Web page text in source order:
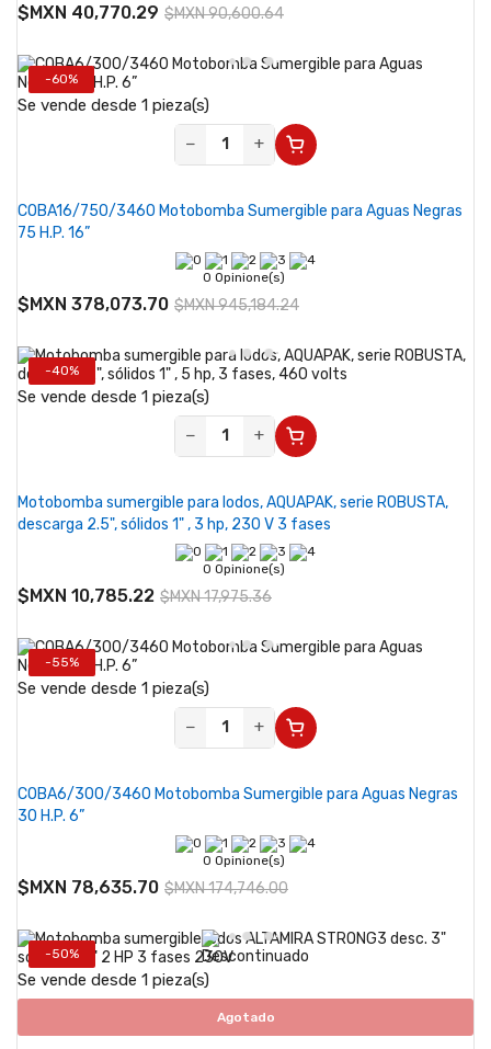
$MXN 40,770.29 $MXN 90,600.64
-60%
Se vende desde 1 pieza(s)
−
+
COBA16/750/3460 Motobomba Sumergible para Aguas Negras
75 H.P. 16”
0 Opinione(s)
$MXN 378,073.70 $MXN 945,184.24
-40%
Se vende desde 1 pieza(s)
−
+
Motobomba sumergible para lodos, AQUAPAK, serie ROBUSTA,
descarga 2.5", sólidos 1" , 3 hp, 230 V 3 fases
0 Opinione(s)
$MXN 10,785.22 $MXN 17,975.36
-55%
Se vende desde 1 pieza(s)
−
+
COBA6/300/3460 Motobomba Sumergible para Aguas Negras
30 H.P. 6”
0 Opinione(s)
$MXN 78,635.70 $MXN 174,746.00
-50%
Se vende desde 1 pieza(s)
Agotado